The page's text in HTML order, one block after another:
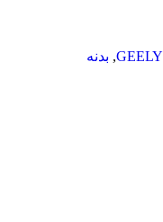
, بدنه